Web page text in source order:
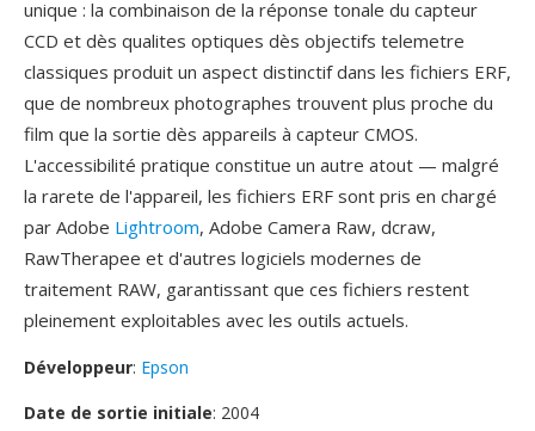
unique : la combinaison de la réponse tonale du capteur
CCD et dès qualites optiques dès objectifs telemetre
classiques produit un aspect distinctif dans les fichiers ERF,
que de nombreux photographes trouvent plus proche du
film que la sortie dès appareils à capteur CMOS.
L'accessibilité pratique constitue un autre atout — malgré
la rarete de l'appareil, les fichiers ERF sont pris en chargé
par Adobe Lightroom, Adobe Camera Raw, dcraw,
RawTherapee et d'autres logiciels modernes de
traitement RAW, garantissant que ces fichiers restent
pleinement exploitables avec les outils actuels.
Développeur: Epson
Date de sortie initiale: 2004